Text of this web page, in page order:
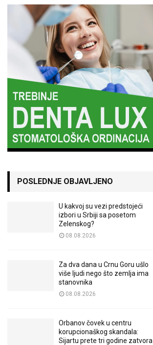
POSLEDNJE OBJAVLJENO
U kakvoj su vezi predstojeći
izbori u Srbiji sa posetom
Zelenskog?
08.08.2026
Za dva dana u Crnu Goru ušlo
više ljudi nego što zemlja ima
stanovnika
08.08.2026
Orbanov čovek u centru
korupcionaškog skandala:
Sijartu prete tri godine zatvora